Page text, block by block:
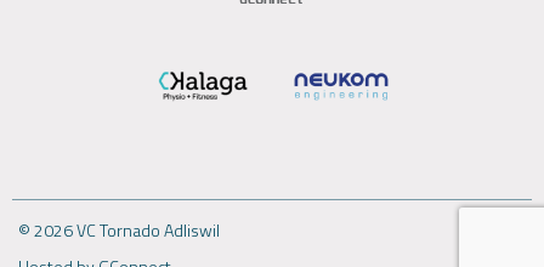
© 2026 VC Tornado Adliswil